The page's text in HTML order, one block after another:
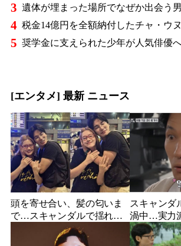
3
4
5
[エンタメ] 最新 ニュース
頭を寄せ合い、髪の匂いま
で…スキャンダルで揺れた
人気俳優、ベトナム女性歌
手との親密動画が公開
スキャンダ
渦中…実力
し”でテレ
に批判の声